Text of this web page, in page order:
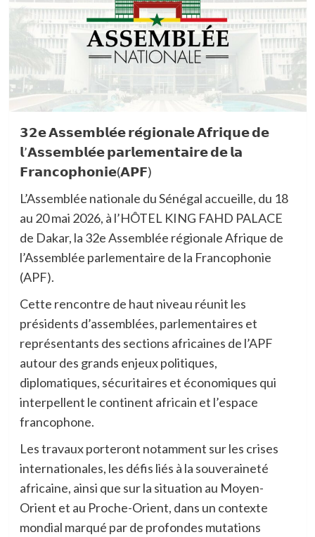
𝟯𝟮𝗲𝗔𝘀𝘀𝗲𝗺𝗯𝗹𝗲́𝗲 𝗿𝗲́𝗴𝗶𝗼𝗻𝗮𝗹𝗲𝗔𝗳𝗿𝗶𝗾𝘂𝗲𝗱𝗲
𝗹’𝗔𝘀𝘀𝗲𝗺𝗯𝗹𝗲́𝗲 𝗽𝗮𝗿𝗹𝗲𝗺𝗲𝗻𝘁𝗮𝗶𝗿𝗲𝗱𝗲 𝗹𝗮
𝗙𝗿𝗮𝗻𝗰𝗼𝗽𝗵𝗼𝗻𝗶𝗲(𝗔𝗣𝗙)
L’Assemblée nationale du Sénégal accueille, du 18
au 20 mai 2026, à l’HÔTEL KING FAHD PALACE
de Dakar, la 32e Assemblée régionale Afrique de
l’Assemblée parlementaire de la Francophonie
(APF).
Cette rencontre de haut niveau réunit les
présidents d’assemblées, parlementaires et
représentants des sections africaines de l’APF
autour des grands enjeux politiques,
diplomatiques, sécuritaires et économiques qui
interpellent le continent africain et l’espace
francophone.
Les travaux porteront notamment sur les crises
internationales, les défis liés à la souveraineté
africaine, ainsi que sur la situation au Moyen-
Orient et au Proche-Orient, dans un contexte
mondial marqué par de profondes mutations